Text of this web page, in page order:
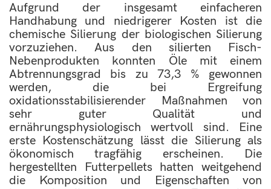
Aufgrund der insgesamt einfacheren
Handhabung und niedrigerer Kosten ist die
chemische Silierung der biologischen Silierung
vorzuziehen. Aus den silierten Fisch-
Nebenprodukten konnten Öle mit einem
Abtrennungsgrad bis zu 73,3 % gewonnen
werden, die bei Ergreifung
oxidationsstabilisierender Maßnahmen von
sehr guter Qualität und
ernährungsphysiologisch wertvoll sind. Eine
erste Kostenschätzung lässt die Silierung als
ökonomisch tragfähig erscheinen. Die
hergestellten Futterpellets hatten weitgehend
die Komposition und Eigenschaften von